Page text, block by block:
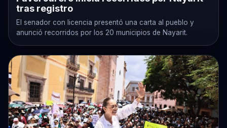
tras registro
El senador con licencia presentó una carta al pueblo y
anunció recorridos por los 20 municipios de Nayarit.